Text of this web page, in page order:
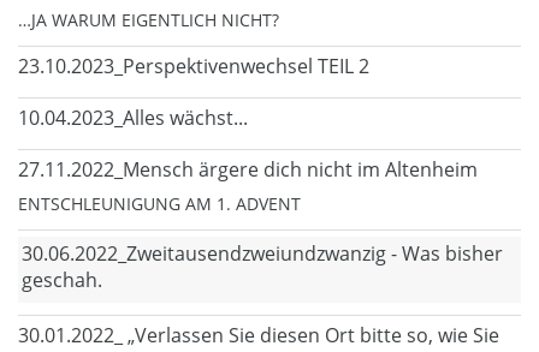
…JA WARUM EIGENTLICH NICHT?
23.10.2023_Perspektivenwechsel TEIL 2
10.04.2023_Alles wächst...
27.11.2022_Mensch ärgere dich nicht im Altenheim
ENTSCHLEUNIGUNG AM 1. ADVENT
30.06.2022_Zweitausendzweiundzwanzig - Was bisher
geschah.
30.01.2022_ „Verlassen Sie diesen Ort bitte so, wie Sie